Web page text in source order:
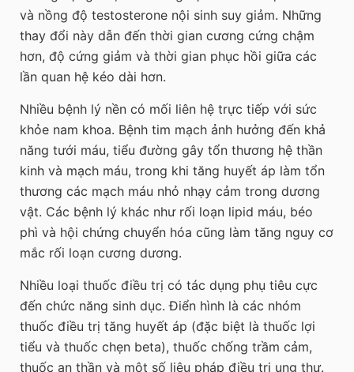
và nồng độ testosterone nội sinh suy giảm. Những
thay đổi này dẫn đến thời gian cương cứng chậm
hơn, độ cứng giảm và thời gian phục hồi giữa các
lần quan hệ kéo dài hơn.
Nhiều bệnh lý nền có mối liên hệ trực tiếp với sức
khỏe nam khoa. Bệnh tim mạch ảnh hưởng đến khả
năng tưới máu, tiểu đường gây tổn thương hệ thần
kinh và mạch máu, trong khi tăng huyết áp làm tổn
thương các mạch máu nhỏ nhạy cảm trong dương
vật. Các bệnh lý khác như rối loạn lipid máu, béo
phì và hội chứng chuyển hóa cũng làm tăng nguy cơ
mắc rối loạn cương dương.
Nhiều loại thuốc điều trị có tác dụng phụ tiêu cực
đến chức năng sinh dục. Điển hình là các nhóm
thuốc điều trị tăng huyết áp (đặc biệt là thuốc lợi
tiểu và thuốc chẹn beta), thuốc chống trầm cảm,
thuốc an thần và một số liệu pháp điều trị ung thư.